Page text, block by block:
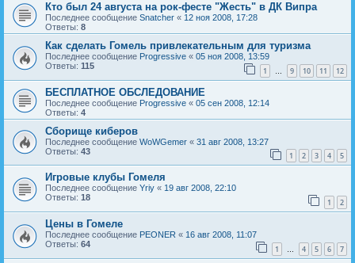
Кто был 24 августа на рок-фесте "Жесть" в ДК Випра
Последнее сообщение Snatcher « 12 ноя 2008, 17:28
Ответы: 8
Как сделать Гомель привлекательным для туризма
Последнее сообщение Progressive « 05 ноя 2008, 13:59
Ответы: 115 1 … 9 10 11 12
БЕСПЛАТНОЕ ОБСЛЕДОВАНИЕ
Последнее сообщение Progressive « 05 сен 2008, 12:14
Ответы: 4
Сборище киберов
Последнее сообщение WoWGemer « 31 авг 2008, 13:27
Ответы: 43 1 2 3 4 5
Игровые клубы Гомеля
Последнее сообщение Yriy « 19 авг 2008, 22:10
Ответы: 18 1 2
Цены в Гомеле
Последнее сообщение PEONER « 16 авг 2008, 11:07
Ответы: 64 1 … 4 5 6 7